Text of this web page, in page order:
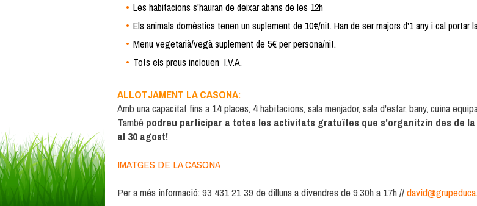
Les habitacions s'hauran de deixar abans de les 12h
​Els animals domèstics tenen un suplement de 10€/nit. Han de ser majors d'1 any i cal portar
Menu vegetarià/vegà suplement de 5€ per persona/nit.
Tots els preus inclouen I.V.A.
ALLOTJAMENT LA CASONA:
Amb una capacitat fins a 14 places, 4 habitacions, sala menjador, sala d'estar, bany, cuina
També podreu participar a totes les activitats gratuïtes que s'organitzin des de la
al 30 agost!
IMATGES DE LA CASONA
Per a més informació: 93 431 21 39 de dilluns a divendres de 9.30h a 17h//